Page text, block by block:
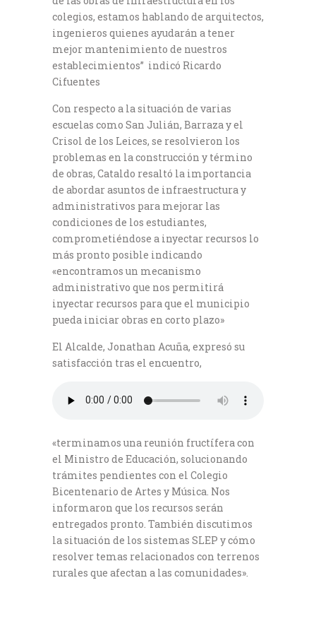
colegios, estamos hablando de arquitectos,
ingenieros quienes ayudarán a tener
mejor mantenimiento de nuestros
establecimientos” indicó Ricardo
Cifuentes
Con respecto a la situación de varias
escuelas como San Julián, Barraza y el
Crisol de los Leices, se resolvieron los
problemas en la construcción y término
de obras, Cataldo resaltó la importancia
de abordar asuntos de infraestructura y
administrativos para mejorar las
condiciones de los estudiantes,
comprometiéndose a inyectar recursos lo
más pronto posible indicando
«encontramos un mecanismo
administrativo que nos permitirá
inyectar recursos para que el municipio
pueda iniciar obras en corto plazo»
El Alcalde, Jonathan Acuña, expresó su
satisfacción tras el encuentro,
«terminamos una reunión fructífera con
el Ministro de Educación, solucionando
trámites pendientes con el Colegio
Bicentenario de Artes y Música. Nos
informaron que los recursos serán
entregados pronto. También discutimos
la situación de los sistemas SLEP y cómo
resolver temas relacionados con terrenos
rurales que afectan a las comunidades».